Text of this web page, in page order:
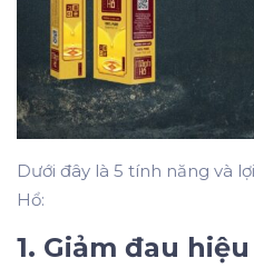
Dưới đây là 5 tính năng và
Hổ:
1. Giảm đau